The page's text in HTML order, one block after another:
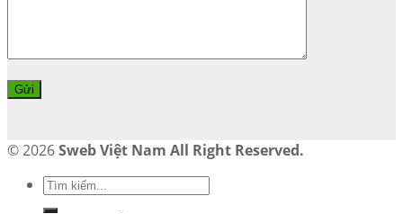
© 2026Sweb Việt Nam All Right Reserved.